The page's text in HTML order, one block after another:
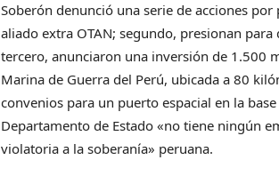
Soberón denunció una serie de acciones
aliado extra OTAN; segundo, presionan
tercero, anunciaron una inversión de 1.500
Marina de Guerra del Perú, ubicada a 80
convenios para un puerto espacial en la
Departamento de Estado «no tiene ningún
violatoria a la soberanía» peruana.